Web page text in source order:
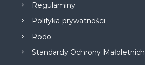
Regulaminy
Polityka prywatności
Rodo
Standardy Ochrony Małoletnich